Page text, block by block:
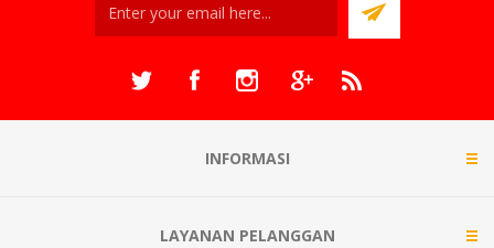
INFORMASI
LAYANAN PELANGGAN